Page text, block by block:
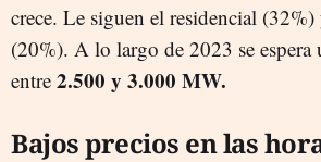
crece. Le siguen el residencial
(20%). A lo largo de 2023 se espera
entre 2.500 y 3.000 MW.
Bajos precios en las